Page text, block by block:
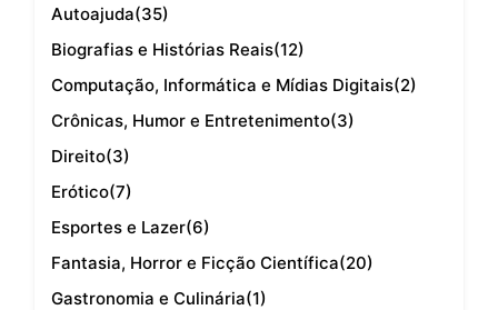
Autoajuda(35)
Biografias e Histórias Reais(12)
Computação, Informática e Mídias Digitais(2)
Crônicas, Humor e Entretenimento(3)
Direito(3)
Erótico(7)
Esportes e Lazer(6)
Fantasia, Horror e Ficção Científica(20)
Gastronomia e Culinária(1)